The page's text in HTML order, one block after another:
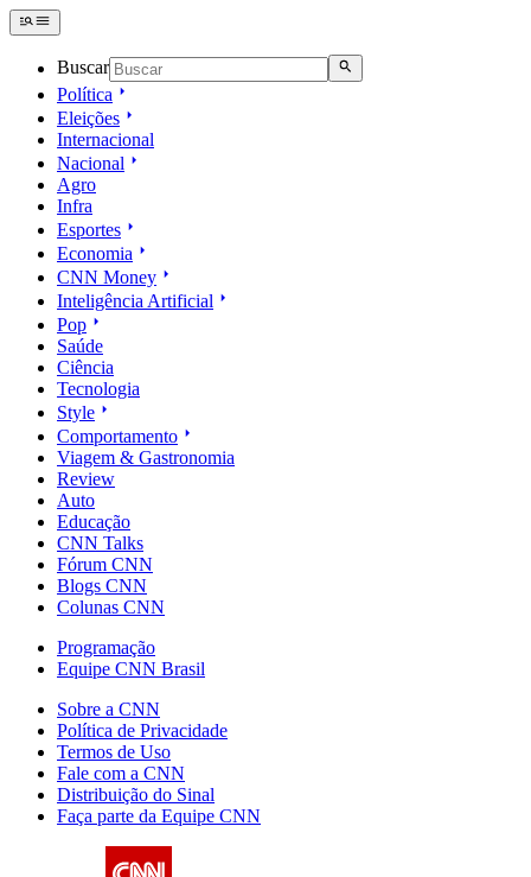
Buscar
Política
Eleições
Internacional
Nacional
Agro
Infra
Esportes
Economia
CNN Money
Inteligência Artificial
Pop
Saúde
Ciência
Tecnologia
Style
Comportamento
Viagem & Gastronomia
Review
Auto
Educação
CNN Talks
Fórum CNN
Blogs CNN
Colunas CNN
Programação
Equipe CNN Brasil
Sobre a CNN
Política de Privacidade
Termos de Uso
Fale com a CNN
Distribuição do Sinal
Faça parte da Equipe CNN